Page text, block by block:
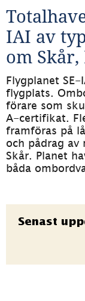
IAI av
om
Flygplanet
flygplats.
förare som
A-certifikat.
framföras på
och pådrag
Skår. Planet
båda
Senast